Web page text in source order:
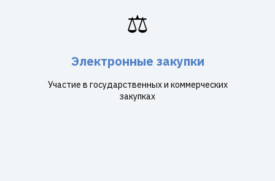
⚖️
Электронные закупки
Участие в государственных и коммерческих
закупках